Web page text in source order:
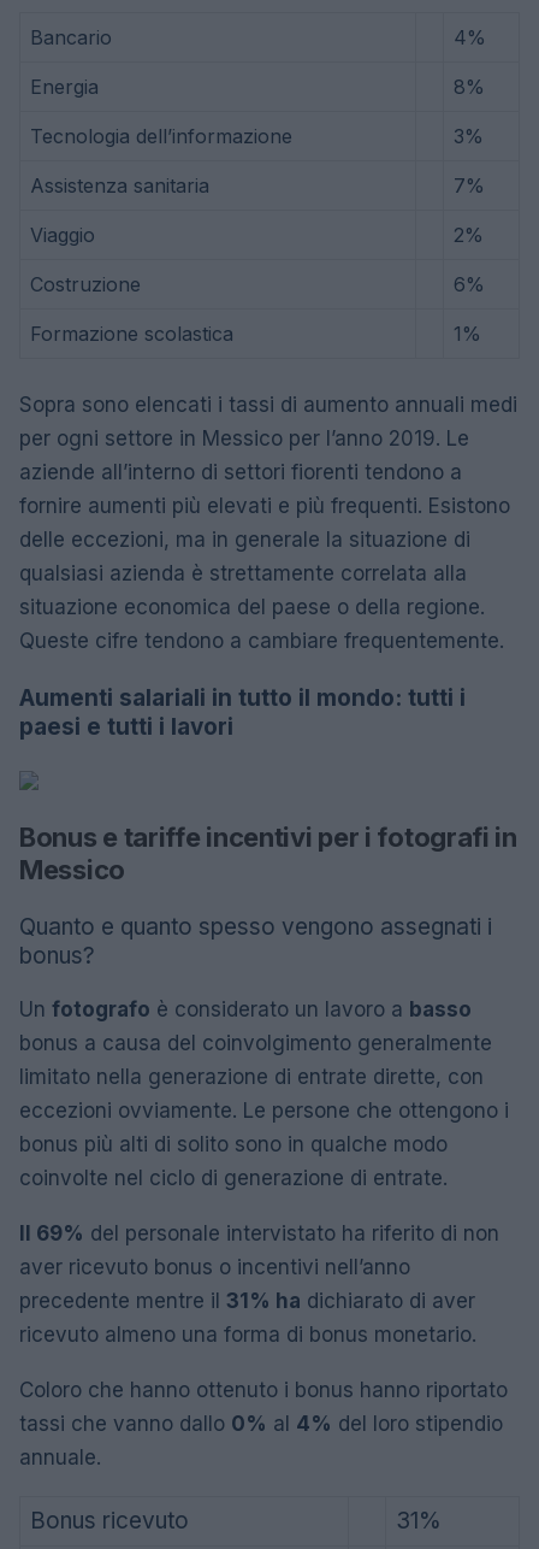
Bancario 4%
Energia 8%
Tecnologia dell’informazione 3%
Assistenza sanitaria 7%
Viaggio 2%
Costruzione 6%
Formazione scolastica 1%
Sopra sono elencati i tassi di aumento annuali medi
per ogni settore in Messico per l’anno 2019. Le
aziende all’interno di settori fiorenti tendono a
fornire aumenti più elevati e più frequenti. Esistono
delle eccezioni, ma in generale la situazione di
qualsiasi azienda è strettamente correlata alla
situazione economica del paese o della regione.
Queste cifre tendono a cambiare frequentemente.
Aumenti salariali in tutto il mondo: tutti i
paesi e tutti i lavori
Bonus e tariffe incentivi per i fotografi in
Messico
Quanto e quanto spesso vengono assegnati i
bonus?
Un fotografo è considerato un lavoro a basso
bonus a causa del coinvolgimento generalmente
limitato nella generazione di entrate dirette, con
eccezioni ovviamente. Le persone che ottengono i
bonus più alti di solito sono in qualche modo
coinvolte nel ciclo di generazione di entrate.
Il 69% del personale intervistato ha riferito di non
aver ricevuto bonus o incentivi nell’anno
precedente mentre il 31% ha dichiarato di aver
ricevuto almeno una forma di bonus monetario.
Coloro che hanno ottenuto i bonus hanno riportato
tassi che vanno dallo 0% al 4% del loro stipendio
annuale.
Bonus ricevuto 31%